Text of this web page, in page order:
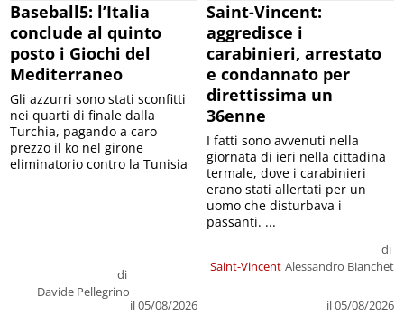
Baseball5: l’Italia
conclude al quinto
posto i Giochi del
Mediterraneo
di
Davide Pellegrino
il 05/08/2026
Gli azzurri sono stati sconfitti
nei quarti di finale dalla
Turchia, pagando a caro
prezzo il ko nel girone
eliminatorio contro la Tunisia
Saint-Vincent:
aggredisce i
carabinieri, arrestato
e condannato per
direttissima un
36enne
Saint-Vincent
di
Alessandro Bianchet
il 05/08/2026
I fatti sono avvenuti nella
giornata di ieri nella cittadina
termale, dove i carabinieri
erano stati allertati per un
uomo che disturbava i
passanti. ...